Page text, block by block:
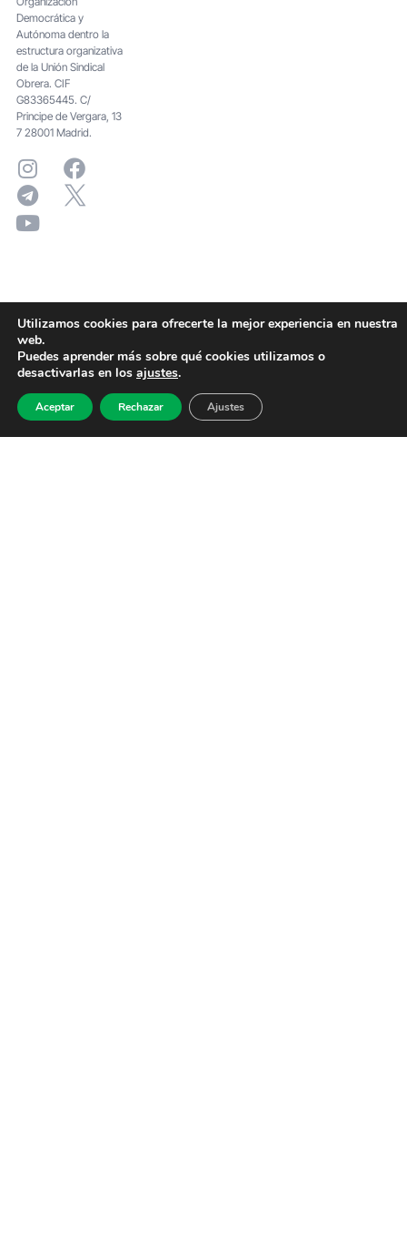
Democrática y
Autónoma dentro la
estructura organizativa
de la Unión Sindical
Obrera. CIF
G83365445. C/
Principe de Vergara, 13
7 28001 Madrid.
Utilizamos cookies para ofrecerte la mejor experiencia en nuestra
web.
Puedes aprender más sobre qué cookies utilizamos o
desactivarlas en los ajustes.
Aceptar Rechazar Ajustes